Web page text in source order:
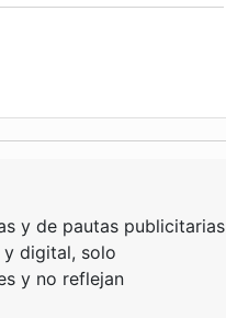
y de pautas publicitarias
y digital, solo
y no reflejan